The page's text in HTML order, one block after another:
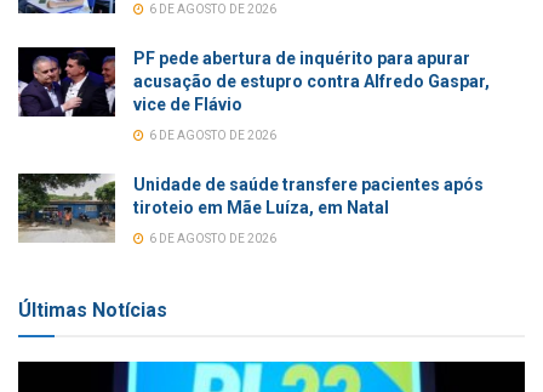
6 DE AGOSTO DE 2026
PF pede abertura de inquérito para apurar
acusação de estupro contra Alfredo Gaspar,
vice de Flávio
6 DE AGOSTO DE 2026
Unidade de saúde transfere pacientes após
tiroteio em Mãe Luíza, em Natal
6 DE AGOSTO DE 2026
Últimas Notícias